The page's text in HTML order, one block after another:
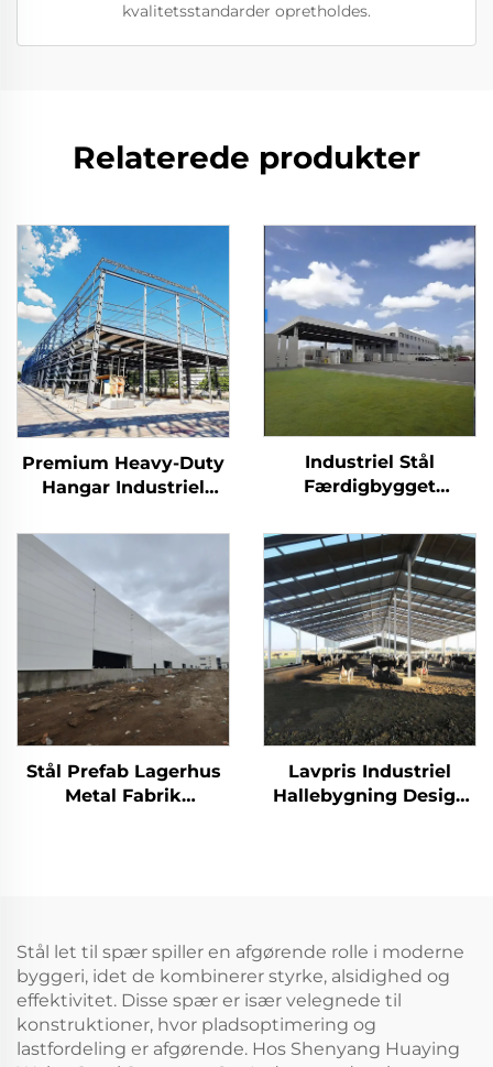
kvalitetsstandarder opretholdes.
Relaterede produkter
Premium Heavy-Duty
Hangar Industriel
Lagerbygning
Færdigbyggede
Stålbygninger
Industriel Stål
Færdigbygget
Fabrikbygning
Lagerbygning
Færdigbygget
Sandwichpanelhus
Stålbygning
Stål Prefab Lagerhus
Metal Fabrik
Lavpris Industriel
Hallebygning Design
Stål let til spær spiller en afgørende rolle i moderne
byggeri, idet de kombinerer styrke, alsidighed og
effektivitet. Disse spær er især velegnede til
konstruktioner, hvor pladsoptimering og
lastfordeling er afgørende. Hos Shenyang Huaying